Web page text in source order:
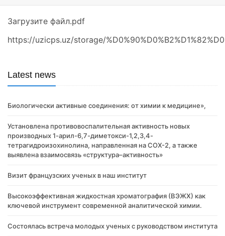
Загрузите файл.pdf
https://uzicps.uz/storage/
Latest news
Биологически активные соединения: от химии к медицине»,
Установлена противовоспалительная активность новых
производных 1-арил-6,7-диметокси-1,2,3,4-
тетрагидроизохинолина, направленная на COX-2, а также
выявлена взаимосвязь «структура–активность»
Визит французских ученых в наш институт
Высокоэффективная жидкостная хроматография (ВЭЖХ) как
ключевой инструмент современной аналитической химии.
Состоялась встреча молодых ученых с руководством института